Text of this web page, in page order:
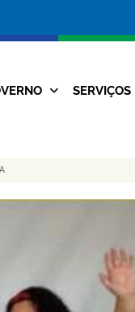
Navegação
SERVIÇOS